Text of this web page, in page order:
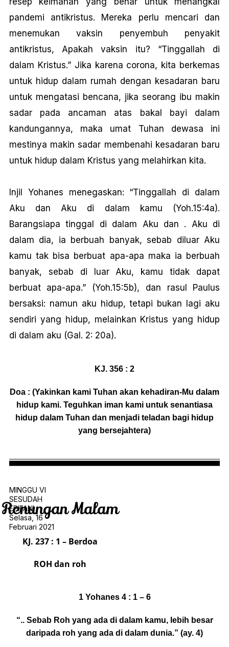
pandemi antikristus. Mereka perlu mencari dan
menemukan vaksin penyembuh penyakit
antikristus, Apakah vaksin itu? “Tinggallah di
dalam Kristus.” Jika karena corona, kita berkemas
untuk hidup dalam rumah dengan kesadaran baru
untuk mengatasi bencana, jika seorang ibu makin
sadar pada ancaman atas bakal bayi dalam
kandungannya, maka umat Tuhan dewasa ini
mestinya makin sadar membenahi kesadaran baru
untuk hidup dalam Kristus yang melahirkan kita.
Injil Yohanes menegaskan: “Tinggallah di dalam
Aku dan Aku di dalam kamu (Yoh.15:4a).
Barangsiapa tinggal di dalam Aku dan . Aku di
dalam dia, ia berbuah banyak, sebab diluar Aku
kamu tak bisa berbuat apa-apa maka ia berbuah
banyak, sebab di luar Aku, kamu tidak dapat
berbuat apa-apa.” (Yoh.15:5b), dan rasul Paulus
bersaksi: namun aku hidup, tetapi bukan lagi aku
sendiri yang hidup, melainkan Kristus yang hidup
di dalam aku (Gal. 2: 20a).
KJ. 356 : 2
Doa : (Yakinkan kami Tuhan akan kehadiran-Mu dalam
hidup kami. Teguhkan iman kami untuk senantiasa
hidup dalam Tuhan dan menjadi teladan bagi hidup
yang bersejahtera)
MINGGU VI
SESUDAH
EPIFANI
Selasa, 16
Februari 2021
Renungan Malam
KJ. 237 : 1 – Berdoa
ROH dan roh
1 Yohanes 4 : 1 – 6
“.. Sebab Roh yang ada di dalam kamu, lebih besar
daripada roh yang ada di dalam dunia.” (ay. 4)